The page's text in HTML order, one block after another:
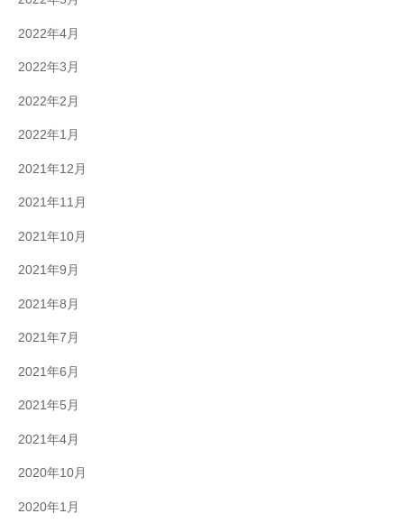
2022年4月
2022年3月
2022年2月
2022年1月
2021年12月
2021年11月
2021年10月
2021年9月
2021年8月
2021年7月
2021年6月
2021年5月
2021年4月
2020年10月
2020年1月